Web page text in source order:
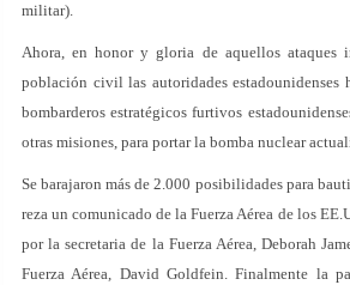
militar).
Ahora, en honor y gloria de aquellos ataques
población civil las autoridades estadounidenses
bombarderos estratégicos furtivos
otras misiones, para portar la bomba nuclear
Se barajaron más de 2.000 posibilidades para
reza un comunicado de la Fuerza Aérea de los
por la secretaria de la Fuerza Aérea, Deborah
Fuerza Aérea, David Goldfein. Finalmente la